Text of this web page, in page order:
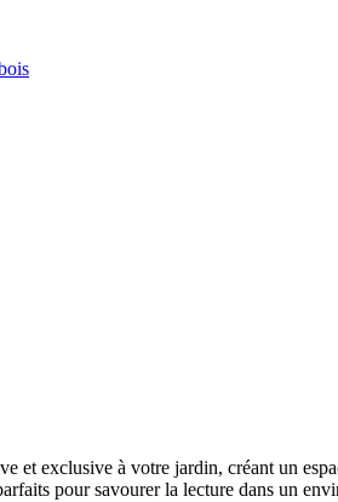
et exclusive à votre jardin, créant un
pour savourer la lecture dans un